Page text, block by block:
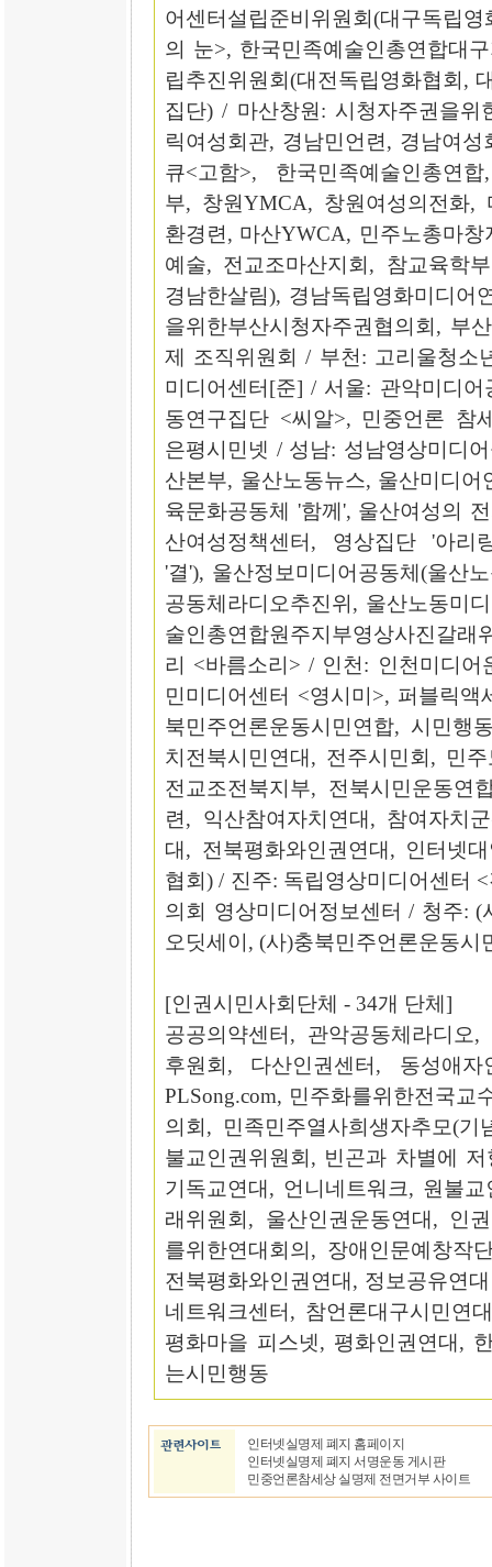
어센터설립준비위원회(대구독립
의 눈>, 한국민족예술인총연합대
립추진위원회(대전독립영화협회,
집단) / 마산창원: 시청자주권을위
릭여성회관, 경남민언련, 경남여
큐<고함>, 한국민족예술인총연
부, 창원YMCA, 창원여성의전화,
환경련, 마산YWCA, 민주노총마
예술, 전교조마산지회, 참교육학
경남한살림), 경남독립영화미디어
을위한부산시청자주권협의회, 부
제 조직위원회 / 부천: 고리울청소
미디어센터[준] / 서울: 관악미디
동연구집단 <씨알>, 민중언론 참
은평시민넷 / 성남: 성남영상미디
산본부, 울산노동뉴스, 울산미디
육문화공동체 '함께', 울산여성의
산여성정책센터, 영상집단 '아리
'결'), 울산정보미디어공동체(울산
공동체라디오추진위, 울산노동미
술인총연합원주지부영상사진갈
리 <바름소리> / 인천: 인천미디
민미디어센터 <영시미>, 퍼블릭액
북민주언론운동시민연합, 시민행
치전북시민연대, 전주시민회, 민
전교조전북지부, 전북시민운동연
련, 익산참여자치연대, 참여자치
대, 전북평화와인권연대, 인터넷
협회) / 진주: 독립영상미디어센터
의회 영상미디어정보센터 / 청주:
오딧세이, (사)충북민주언론운동시
[인권시민사회단체 - 34개 단체]
공공의약센터, 관악공동체라디오
후원회, 다산인권센터, 동성애
PLSong.com, 민주화를위한전국교
의회, 민족민주열사희생자추모(기
불교인권위원회, 빈곤과 차별에
기독교연대, 언니네트워크, 원불
래위원회, 울산인권운동연대, 인
를위한연대회의, 장애인문예창작
전북평화와인권연대, 정보공유연
네트워크센터, 참언론대구시민연
평화마을 피스넷, 평화인권연대,
는시민행동
인터넷실명제 폐지 홈페이지
인터넷실명제 폐지 서명운동 게시판
민중언론참세상 실명제 전면거부 사이트